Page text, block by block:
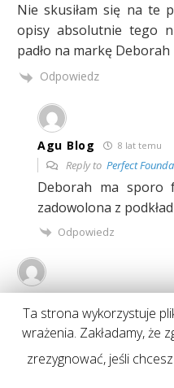
Nie skusiłam się na te
opisy absolutnie tego
padło na markę Deborah
Odpowiedz
Agu Blog 8 lat temu
Reply to Perfect
Deborah ma sporo
zadowolona z
Odpowiedz
Rozswietlacz mnei
moje serce <3
Podklad ma piekne
Ta strona wykorzystuje
wrażenia. Zakładamy, że
zrezygnować, jeśli chcesz.